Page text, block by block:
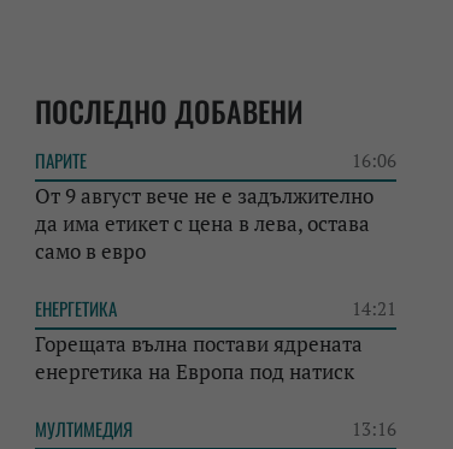
ПОСЛЕДНО ДОБАВЕНИ
ПАРИТЕ 16:06
От 9 август вече не е задължително
да има етикет с цена в лева, остава
само в евро
ЕНЕРГЕТИКА 14:21
Горещата вълна постави ядрената
енергетика на Европа под натиск
МУЛТИМЕДИЯ 13:16